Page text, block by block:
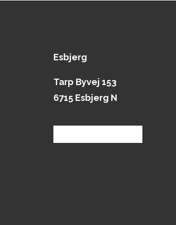
Esbjerg
Tarp Byvej 153
6715 Esbjerg N